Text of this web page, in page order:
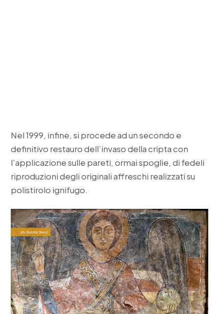
Nel 1999, infine, si procede ad un secondo e
definitivo restauro dell’invaso della cripta con
l’applicazione sulle pareti, ormai spoglie, di fedeli
riproduzioni degli originali affreschi realizzati su
polistirolo ignifugo.